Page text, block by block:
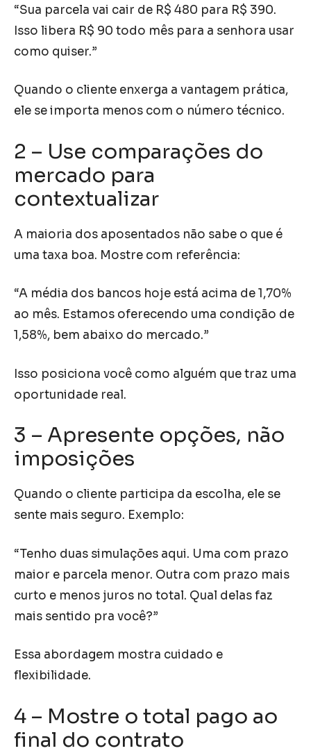
“Sua parcela vai cair de R$ 480 para R$ 390.
Isso libera R$ 90 todo mês para a senhora usar
como quiser.”
Quando o cliente enxerga a vantagem prática,
ele se importa menos com o número técnico.
2 – Use comparações do
mercado para
contextualizar
A maioria dos aposentados não sabe o que é
uma taxa boa. Mostre com referência:
“A média dos bancos hoje está acima de 1,70%
ao mês. Estamos oferecendo uma condição de
1,58%, bem abaixo do mercado.”
Isso posiciona você como alguém que traz uma
oportunidade real.
3 – Apresente opções, não
imposições
Quando o cliente participa da escolha, ele se
sente mais seguro. Exemplo:
“Tenho duas simulações aqui. Uma com prazo
maior e parcela menor. Outra com prazo mais
curto e menos juros no total. Qual delas faz
mais sentido pra você?”
Essa abordagem mostra cuidado e
flexibilidade.
4 – Mostre o total pago ao
final do contrato